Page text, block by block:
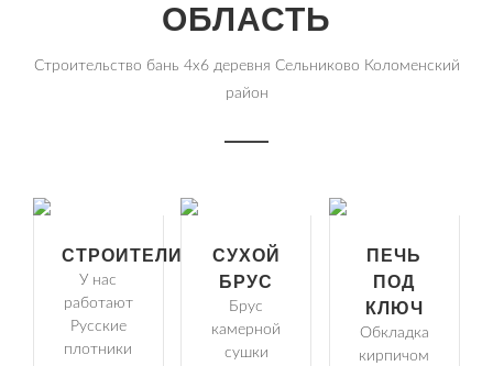
ОБЛАСТЬ
Строительство бань 4х6 деревня Сельниково Коломенский
район
СТРОИТЕЛИ
У нас
работают
Русские
плотники
СУХОЙ
БРУС
Брус
камерной
сушки
ПЕЧЬ
ПОД
КЛЮЧ
Обкладка
кирпичом